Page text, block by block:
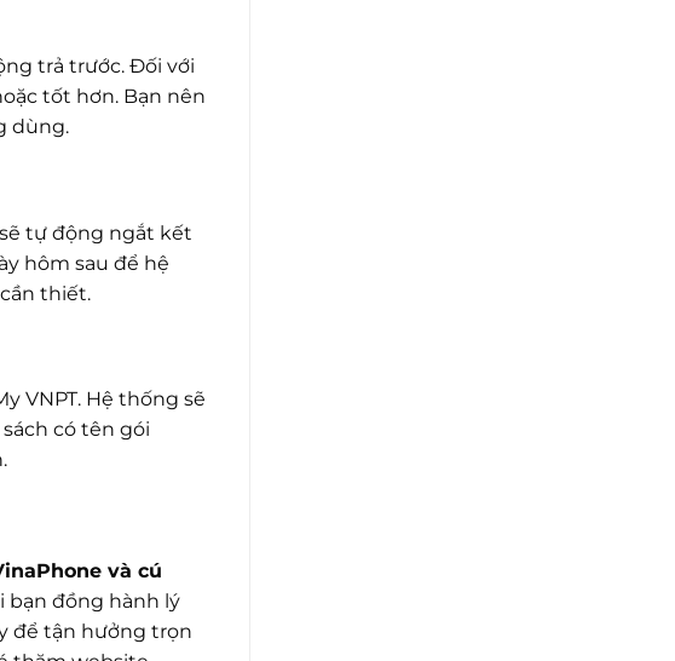
trả trước. Đối với
tốt hơn. Bạn nên
dùng.
tự động ngắt kết
hôm sau để hệ
thiết.
VNPT. Hệ thống sẽ
có tên gói
và cú
bạn đồng hành lý
để tận hưởng trọn